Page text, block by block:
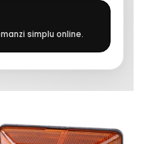
simplu online.